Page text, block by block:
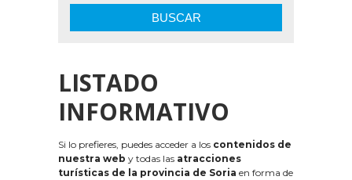
BUSCAR
LISTADO
INFORMATIVO
Si lo prefieres, puedes acceder a los contenidos de
nuestra web y todas las atracciones
turísticas de la provincia de Soria en forma de